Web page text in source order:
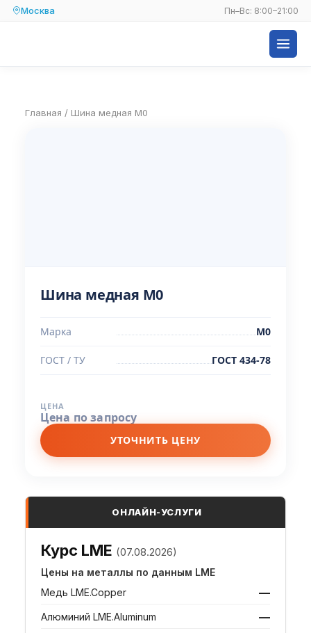
Москва Пн–Вс: 8:00–21:00
Главная / Шина медная М0
Шина медная М0
Марка М0
ГОСТ / ТУ ГОСТ 434-78
ЦЕНА
Цена по запросу
УТОЧНИТЬ ЦЕНУ
ОНЛАЙН-УСЛУГИ
Курс LME (07.08.2026)
Цены на металлы по данным LME
Медь LME.Copper
—
Алюминий LME.Aluminum —